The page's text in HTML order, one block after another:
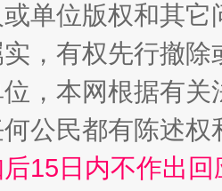
艺术幻境
单位版权和其它
，有权先行撤
，本网根据有
公民都有陈述
15日内不作出